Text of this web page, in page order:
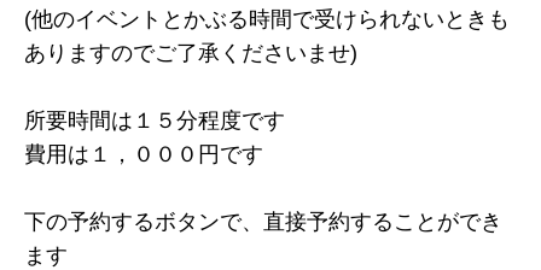
(他のイベントとかぶる時間で受けられないときも
ありますのでご了承くださいませ)
所要時間は１５分程度です
費用は１，０００円です
下の予約するボタンで、直接予約することができ
ます